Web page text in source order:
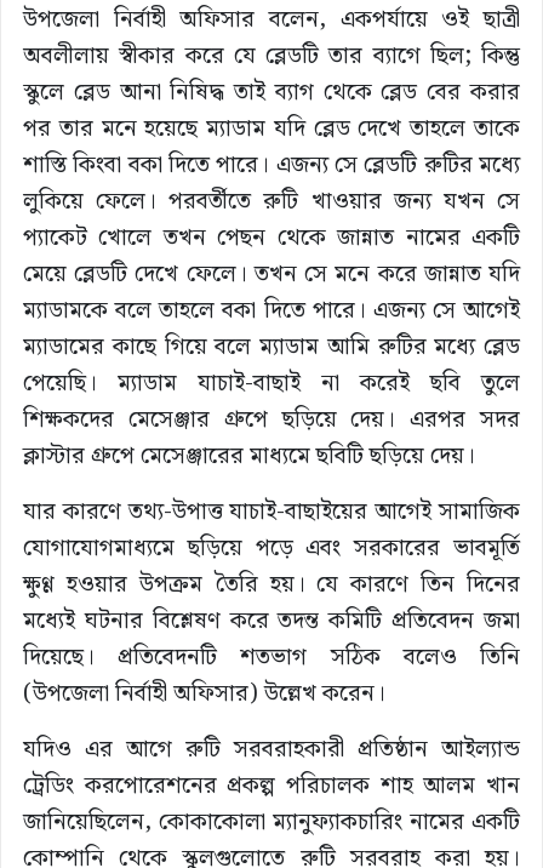
উপজেলা নির্বাহী অফিসার বলেন, একপর্যায়ে ওই ছাত্রী
অবলীলায় স্বীকার করে যে ব্লেডটি তার ব্যাগে ছিল; কিন্তু
স্কুলে ব্লেড আনা নিষিদ্ধ তাই ব্যাগ থেকে ব্লেড বের করার
পর তার মনে হয়েছে ম্যাডাম যদি ব্লেড দেখে তাহলে তাকে
শাস্তি কিংবা বকা দিতে পারে। এজন্য সে ব্লেডটি রুটির মধ্যে
লুকিয়ে ফেলে। পরবর্তীতে রুটি খাওয়ার জন্য যখন সে
প্যাকেট খোলে তখন পেছন থেকে জান্নাত নামের একটি
মেয়ে ব্লেডটি দেখে ফেলে। তখন সে মনে করে জান্নাত যদি
ম্যাডামকে বলে তাহলে বকা দিতে পারে। এজন্য সে আগেই
ম্যাডামের কাছে গিয়ে বলে ম্যাডাম আমি রুটির মধ্যে ব্লেড
পেয়েছি। ম্যাডাম যাচাই-বাছাই না করেই ছবি তুলে
শিক্ষকদের মেসেঞ্জার গ্রুপে ছড়িয়ে দেয়। এরপর সদর
ক্লাস্টার গ্রুপে মেসেঞ্জারের মাধ্যমে ছবিটি ছড়িয়ে দেয়।
যার কারণে তথ্য-উপাত্ত যাচাই-বাছাইয়ের আগেই সামাজিক
যোগাযোগমাধ্যমে ছড়িয়ে পড়ে এবং সরকারের ভাবমূর্তি
ক্ষুণ্ণ হওয়ার উপক্রম তৈরি হয়। যে কারণে তিন দিনের
মধ্যেই ঘটনার বিশ্লেষণ করে তদন্ত কমিটি প্রতিবেদন জমা
দিয়েছে। প্রতিবেদনটি শতভাগ সঠিক বলেও তিনি
(উপজেলা নির্বাহী অফিসার) উল্লেখ করেন।
যদিও এর আগে রুটি সরবরাহকারী প্রতিষ্ঠান আইল্যান্ড
ট্রেডিং করপোরেশনের প্রকল্প পরিচালক শাহ আলম খান
জানিয়েছিলেন, কোকাকোলা ম্যানুফ্যাকচারিং নামের একটি
কোম্পানি থেকে স্কুলগুলোতে রুটি সরবরাহ করা হয়।